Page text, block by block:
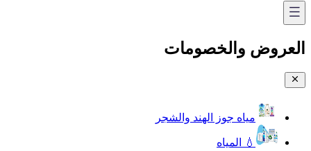
العروض والخصومات
مياه جوز الهند والشجر
💧 المياه